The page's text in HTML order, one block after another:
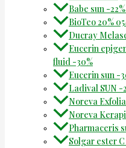
Babe sun -
BioTeo 20%
Ducray
Eucerin
fluid -30%
Eucerin sun -
Ladival SUN -
Noreva
Noreva
Pharmaceris
Solgar ester